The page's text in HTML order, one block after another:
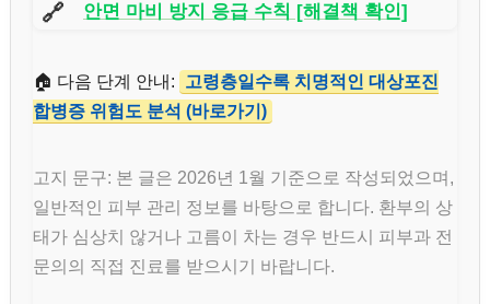
🔗 안면 마비 방지 응급 수칙 [해결책 확인]
🏠 다음 단계 안내:
고령층일수록 치명적인 대상포진
합병증 위험도 분석 (바로가기)
고지 문구: 본 글은 2026년 1월 기준으로 작성되었으며,
일반적인 피부 관리 정보를 바탕으로 합니다. 환부의 상
태가 심상치 않거나 고름이 차는 경우 반드시 피부과 전
문의의 직접 진료를 받으시기 바랍니다.